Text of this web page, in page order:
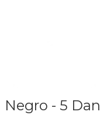
Negro - 5 Dan